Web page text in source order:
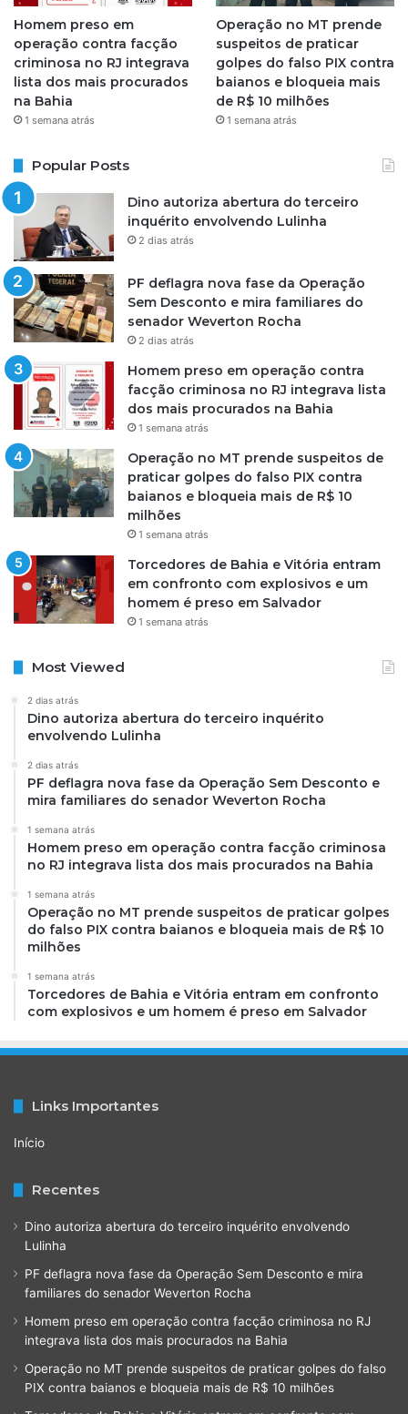
Homem preso em
operação contra facção
criminosa no RJ integrava
lista dos mais procurados
na Bahia
1 semana atrás
Operação no MT prende
suspeitos de praticar
golpes do falso PIX contra
baianos e bloqueia mais
de R$ 10 milhões
1 semana atrás
Popular Posts
Dino autoriza abertura do terceiro
inquérito envolvendo Lulinha
2 dias atrás
PF deflagra nova fase da Operação
Sem Desconto e mira familiares do
senador Weverton Rocha
2 dias atrás
Homem preso em operação contra
facção criminosa no RJ integrava lista
dos mais procurados na Bahia
1 semana atrás
Operação no MT prende suspeitos de
praticar golpes do falso PIX contra
baianos e bloqueia mais de R$ 10
milhões
1 semana atrás
Torcedores de Bahia e Vitória entram
em confronto com explosivos e um
homem é preso em Salvador
1 semana atrás
Most Viewed
2 dias atrás
Dino autoriza abertura do terceiro inquérito
envolvendo Lulinha
2 dias atrás
PF deflagra nova fase da Operação Sem Desconto e
mira familiares do senador Weverton Rocha
1 semana atrás
Homem preso em operação contra facção criminosa
no RJ integrava lista dos mais procurados na Bahia
1 semana atrás
Operação no MT prende suspeitos de praticar golpes
do falso PIX contra baianos e bloqueia mais de R$ 10
milhões
1 semana atrás
Torcedores de Bahia e Vitória entram em confronto
com explosivos e um homem é preso em Salvador
Links Importantes
Início
Recentes
Dino autoriza abertura do terceiro inquérito envolvendo
Lulinha
PF deflagra nova fase da Operação Sem Desconto e mira
familiares do senador Weverton Rocha
Homem preso em operação contra facção criminosa no RJ
integrava lista dos mais procurados na Bahia
Operação no MT prende suspeitos de praticar golpes do falso
PIX contra baianos e bloqueia mais de R$ 10 milhões